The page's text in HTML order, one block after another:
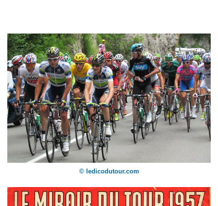
© ledicodutour.com